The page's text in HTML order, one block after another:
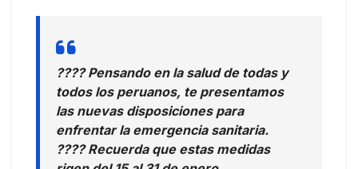
???? Pensando en la salud de todas y
todos los peruanos, te presentamos
las nuevas disposiciones para
enfrentar la emergencia sanitaria.
???? Recuerda que estas medidas